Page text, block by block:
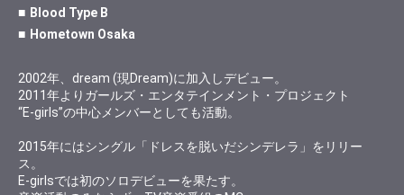
Blood Type B
Hometown Osaka
2002年、dream (現Dream)に加入しデビュー。
2011年よりガールズ・エンタテインメント・プロジェクト
“E-girls”の中心メンバーとしても活動。
2015年にはシングル「ドレスを脱いだシンデレラ」をリリー
ス。
E-girlsでは初のソロデビューを果たす。